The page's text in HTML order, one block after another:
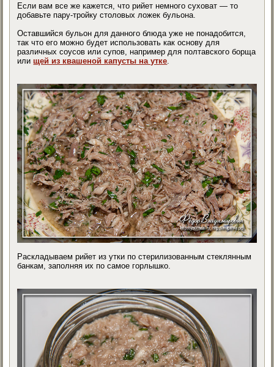
Если вам все же кажется, что рийет немного суховат — то
добавьте пару-тройку столовых ложек бульона.
Оставшийся бульон для данного блюда уже не понадобится,
так что его можно будет использовать как основу для
различных соусов или супов, например для полтавского борща
или щей из квашеной капусты на утке
Раскладываем рийет из утки по стерилизованным стеклянным
банкам, заполняя их по самое горлышко.